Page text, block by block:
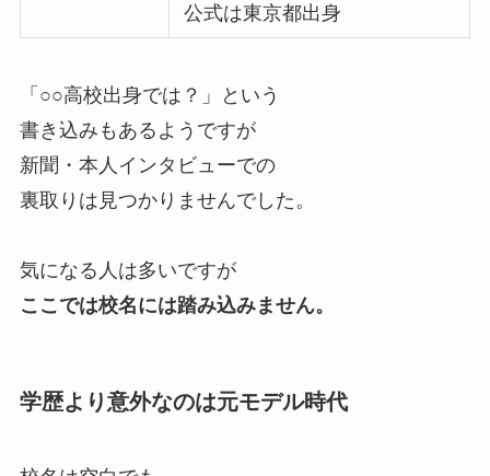
公式は東京都出身
「○○高校出身では？」という
書き込みもあるようですが
新聞・本人インタビューでの
裏取りは見つかりませんでした。
気になる人は多いですが
ここでは校名には踏み込みません。
学歴より意外なのは元モデル時代